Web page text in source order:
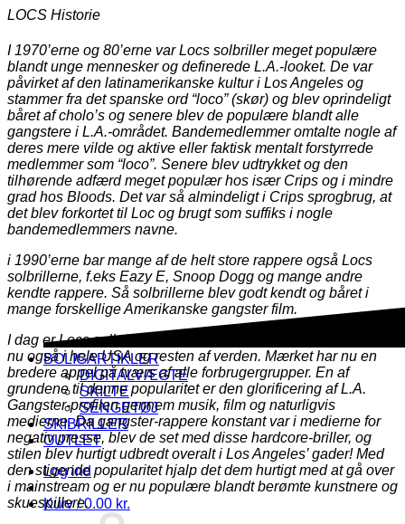
BOLIGARTIKLER
DIGITALVÆGTE
SKILTE
SENGETØJ
SKIBRILLER
OUTLET
Log ind
Kurv /0.00 kr.
LOCS Historie
I 1970’erne og 80’erne var Locs solbriller meget populære
blandt unge mennesker og definerede L.A.-looket. De var
påvirket af den latinamerikanske kultur i Los Angeles og
stammer fra det spanske ord “loco” (skør) og blev oprindeligt
båret af cholo’s og senere blev de populære blandt alle
gangstere i L.A.-området. Bandemedlemmer omtalte nogle af
deres mere vilde og aktive eller faktisk mentalt forstyrrede
medlemmer som “loco”. Senere blev udtrykket og den
tilhørende adfærd meget populær hos især Crips og i mindre
grad hos Bloods. Det var så almindeligt i Crips sprogbrug, at
det blev forkortet til Loc og brugt som suffiks i nogle
bandemedlemmers navne.
i 1990’erne bar mange af de helt store rappere også Locs
solbrillerne, f.eks Eazy E, Snoop Dogg og mange andre
kendte rappere. Så solbrillerne blev godt kendt og båret i
mange forskellige Amerikanske gangster film.
I dag er Locs solbriller ikke kun populære i Californien, men
nu også i hele USA og resten af verden. Mærket har nu en
bredere appel på tværs af alle forbrugergrupper. En af
grundene til denne popularitet er den glorificering af L.A.
Gangster-profilen gennem musik, film og naturligvis
medierne. Da gangster-rappere konstant var i medierne for
negativ presse, blev de set med disse hardcore-briller, og
stilen blev hurtigt udbredt overalt i Los Angeles’ gader! Med
den stigende popularitet hjalp det dem hurtigt med at gå over
i mainstream og er nu populære blandt berømte kunstnere og
skuespillere.